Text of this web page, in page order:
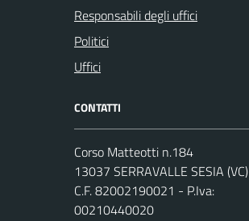
Responsabili degli uffici
Politici
Uffici
CONTATTI
Corso Matteotti n.184
13037 SERRAVALLE SESIA (VC)
C.F. 82002190021 - P.Iva:
00210440020